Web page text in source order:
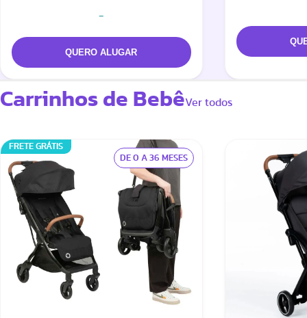
-
Carrinhos de BebêVer todos
FRETE GRÁTIS
DE 0 A 36 MESES